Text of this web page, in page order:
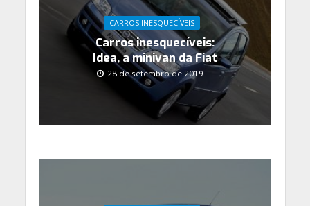
CARROS INESQUECÍVEIS
Carros inesquecíveis:
Idea, a minivan da Fiat
28 de setembro de 2019